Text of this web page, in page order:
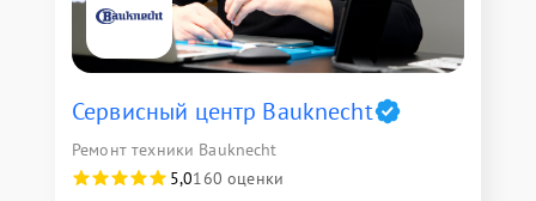
Сервисный центр Bauknecht
Ремонт техники Bauknecht
5,0160 оценки